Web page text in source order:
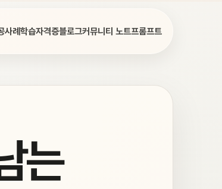
사례 학습자격증블로그커뮤니티 노트프롬프트
는